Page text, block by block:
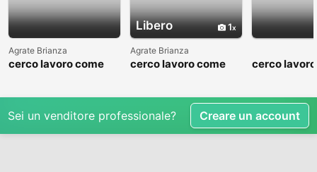
Agrate Brianza
cerco lavoro come
Libero 1
Agrate Brianza
cerco lavoro come
cerco
Sei un venditore professionale? Creare un account